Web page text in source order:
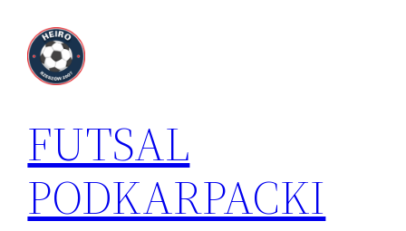
treści
FUTSAL
PODKARPACKI